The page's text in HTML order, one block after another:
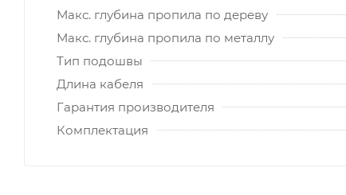
Макс. глубина пропила по дереву
Макс. глубина пропила по металлу
Тип подошвы
Длина кабеля
Гарантия производителя
Комплектация